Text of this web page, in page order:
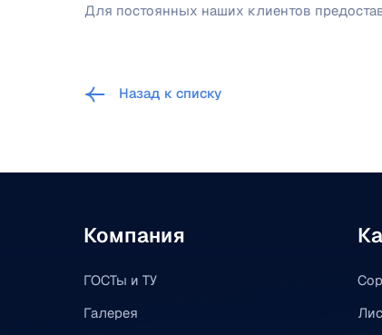
Для постоянных наших клиентов
Назад к списку
Компания
ГОСТы и ТУ
Галерея